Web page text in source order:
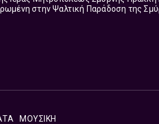
στην Ψαλτική Παράδοση της
ΜΟΥΣΙΚΉ